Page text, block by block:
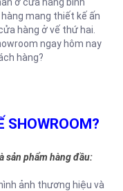
mang thiết kế ấn
hàng ở vế thứ hai.
ngay hôm nay
hàng?
SHOWROOM?
sản phẩm hàng đầu:
ảnh thương hiệu và